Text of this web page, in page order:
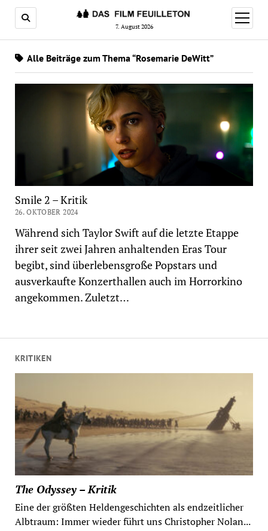
7. August 2026
Menü
öffnen
KRITIKEN
The Odyssey – Kritik
Eine der größten Heldengeschichten als endzeitlicher
Albtraum: Immer wieder führt uns Christopher Nolan...
Alle Beiträge zum Thema “Rosemarie DeWitt”
Smile 2 – Kritik
26. OKTOBER 2024
Während sich Taylor Swift auf die letzte Etappe
ihrer seit zwei Jahren anhaltenden Eras Tour
begibt, sind überlebensgroße Popstars und
ausverkaufte Konzerthallen auch im Horrorkino
angekommen. Zuletzt…